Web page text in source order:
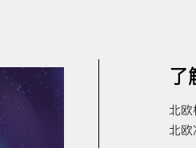
了
北
北欧